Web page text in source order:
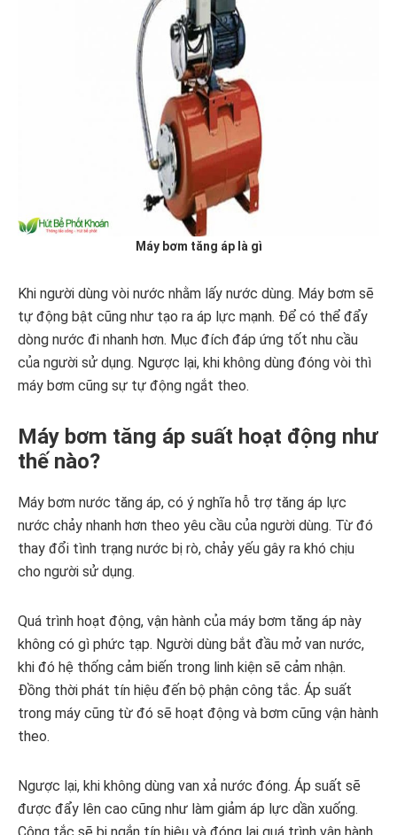
Máy bơm tăng áp là gì
Khi người dùng vòi nước nhằm lấy nước dùng. Máy bơm sẽ
tự động bật cũng như tạo ra áp lực mạnh. Để có thể đẩy
dòng nước đi nhanh hơn. Mục đích đáp ứng tốt nhu cầu
của người sử dụng. Ngược lại, khi không dùng đóng vòi thì
máy bơm cũng sự tự động ngắt theo.
Máy bơm tăng áp suất hoạt động như
thế nào?
Máy bơm nước tăng áp, có ý nghĩa hỗ trợ tăng áp lực
nước chảy nhanh hơn theo yêu cầu của người dùng. Từ đó
thay đổi tình trạng nước bị rò, chảy yếu gây ra khó chịu
cho người sử dụng.
Quá trình hoạt động, vận hành của máy bơm tăng áp này
không có gì phức tạp. Người dùng bắt đầu mở van nước,
khi đó hệ thống cảm biến trong linh kiện sẽ cảm nhận.
Đồng thời phát tín hiệu đến bộ phận công tắc. Áp suất
trong máy cũng từ đó sẽ hoạt động và bơm cũng vận hành
theo.
Ngược lại, khi không dùng van xả nước đóng. Áp suất sẽ
được đẩy lên cao cũng như làm giảm áp lực dần xuống.